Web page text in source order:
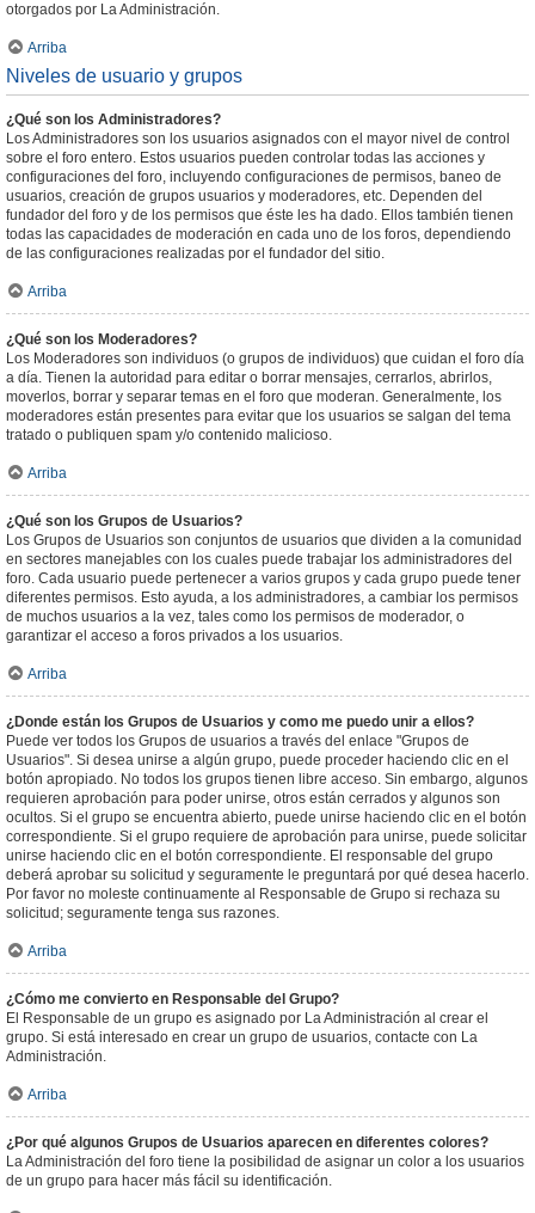
otorgados por La Administración.
Arriba
Niveles de usuario y grupos
¿Qué son los Administradores?
Los Administradores son los usuarios asignados con el mayor nivel de control
sobre el foro entero. Estos usuarios pueden controlar todas las acciones y
configuraciones del foro, incluyendo configuraciones de permisos, baneo de
usuarios, creación de grupos usuarios y moderadores, etc. Dependen del
fundador del foro y de los permisos que éste les ha dado. Ellos también tienen
todas las capacidades de moderación en cada uno de los foros, dependiendo
de las configuraciones realizadas por el fundador del sitio.
Arriba
¿Qué son los Moderadores?
Los Moderadores son individuos (o grupos de individuos) que cuidan el foro día
a día. Tienen la autoridad para editar o borrar mensajes, cerrarlos, abrirlos,
moverlos, borrar y separar temas en el foro que moderan. Generalmente, los
moderadores están presentes para evitar que los usuarios se salgan del tema
tratado o publiquen spam y/o contenido malicioso.
Arriba
¿Qué son los Grupos de Usuarios?
Los Grupos de Usuarios son conjuntos de usuarios que dividen a la comunidad
en sectores manejables con los cuales puede trabajar los administradores del
foro. Cada usuario puede pertenecer a varios grupos y cada grupo puede tener
diferentes permisos. Esto ayuda, a los administradores, a cambiar los permisos
de muchos usuarios a la vez, tales como los permisos de moderador, o
garantizar el acceso a foros privados a los usuarios.
Arriba
¿Donde están los Grupos de Usuarios y como me puedo unir a ellos?
Puede ver todos los Grupos de usuarios a través del enlace "Grupos de
Usuarios". Si desea unirse a algún grupo, puede proceder haciendo clic en el
botón apropiado. No todos los grupos tienen libre acceso. Sin embargo, algunos
requieren aprobación para poder unirse, otros están cerrados y algunos son
ocultos. Si el grupo se encuentra abierto, puede unirse haciendo clic en el botón
correspondiente. Si el grupo requiere de aprobación para unirse, puede solicitar
unirse haciendo clic en el botón correspondiente. El responsable del grupo
deberá aprobar su solicitud y seguramente le preguntará por qué desea hacerlo.
Por favor no moleste continuamente al Responsable de Grupo si rechaza su
solicitud; seguramente tenga sus razones.
Arriba
¿Cómo me convierto en Responsable del Grupo?
El Responsable de un grupo es asignado por La Administración al crear el
grupo. Si está interesado en crear un grupo de usuarios, contacte con La
Administración.
Arriba
¿Por qué algunos Grupos de Usuarios aparecen en diferentes colores?
La Administración del foro tiene la posibilidad de asignar un color a los usuarios
de un grupo para hacer más fácil su identificación.